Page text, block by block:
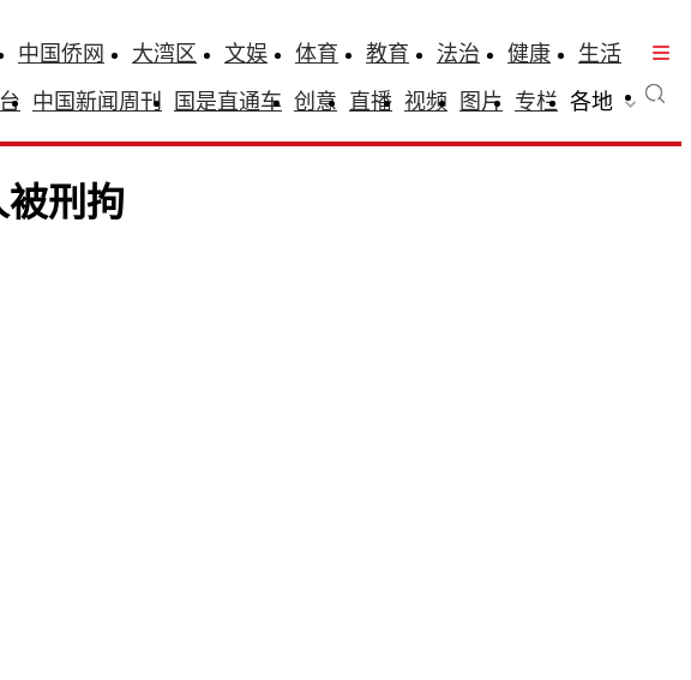
中国侨网 大湾区 文娱 体育 教育 法治 健康
生活
中国新闻周刊 国是直通车 创意 直播 视频 图片 专栏 各地
刑拘